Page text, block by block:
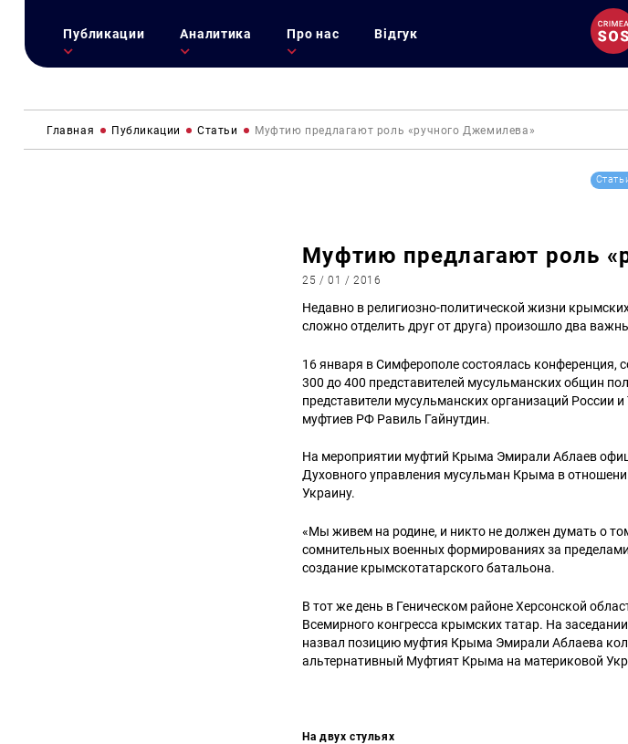
Публикации Аналитика Про нас Відгук
Главная Публикации Статьи Муфтию предлагают роль «ручного Джемилева»
Муфтию предлагают роль
25 / 01 / 2016
Недавно в религиозно-политической жизни
сложно отделить друг от друга) произошло два
16 января в Симферополе состоялась
300 до 400 представителей мусульманских общин
представители мусульманских организаций России
муфтиев РФ Равиль Гайнутдин.
На мероприятии муфтий Крыма Эмирали Аблаев
Духовного управления мусульман Крыма в
Украину.
«Мы живем на родине, и никто не должен думать о
сомнительных военных формированиях за
создание крымскотатарского батальона.
В тот же день в Геническом районе Херсонской
Всемирного конгресса крымских татар. На
назвал позицию муфтия Крыма Эмирали Аблаева
альтернативный Муфтият Крыма на материковой
На двух стульях